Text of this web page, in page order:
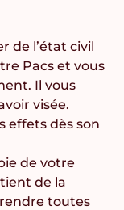
de l’état civil
Pacs et vous
Il vous
visée.
effets dès son
de votre
de la
toutes